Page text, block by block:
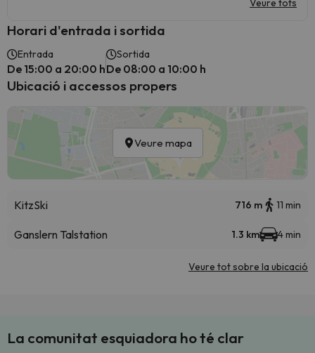
Veure tots
Horari d'entrada i sortida
Entrada
De 15:00 a 20:00 h
Sortida
De 08:00 a 10:00 h
Ubicació i accessos propers
Veure mapa
KitzSki 716 m 11 min
Ganslern Talstation 1.3 km 4 min
Veure tot sobre la ubicació
La comunitat esquiadora ho té clar